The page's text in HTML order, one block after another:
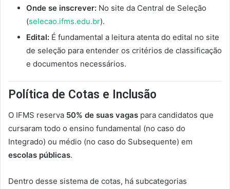
Onde se inscrever: No site da Central de Seleção
(selecao.ifms.edu.br).
Edital: É fundamental a leitura atenta do edital no site
de seleção para entender os critérios de classificação
e documentos necessários.
Política de Cotas e Inclusão
O IFMS reserva 50% de suas vagas para candidatos que
cursaram todo o ensino fundamental (no caso do
Integrado) ou médio (no caso do Subsequente) em
escolas públicas.
Dentro desse sistema de cotas, há subcategorias